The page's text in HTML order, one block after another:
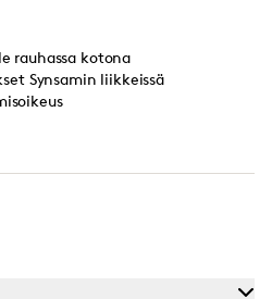
rauhassa kotona
Synsamin liikkeissä